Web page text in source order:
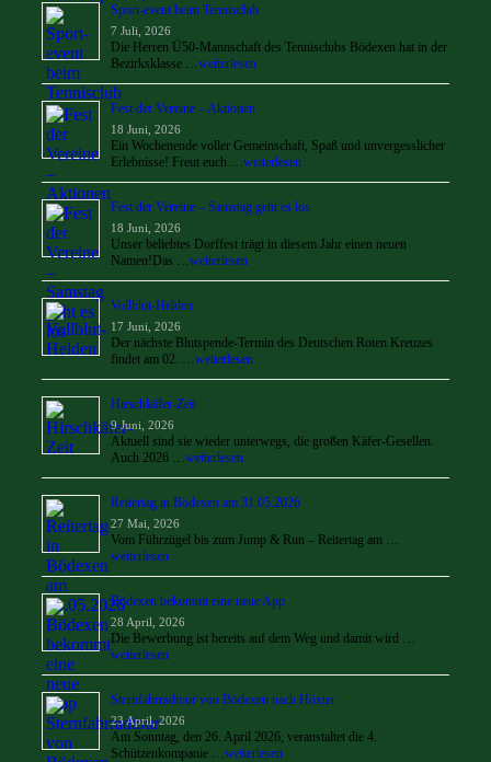
Sport-event beim Tennisclub
7 Juli, 2026
Die Herren Ü50-Mannschaft des Tennisclubs Bödexen hat in der
Bezirksklasse … weiterlesen
Fest der Vereine – Aktionen
18 Juni, 2026
Ein Wochenende voller Gemeinschaft, Spaß und unvergesslicher
Erlebnisse! Freut euch … weiterlesen
Fest der Vereine – Samstag geht es los
18 Juni, 2026
Unser beliebtes Dorffest trägt in diesem Jahr einen neuen
Namen!Das … weiterlesen
Vollblut-Helden
17 Juni, 2026
Der nächste Blutspende-Termin des Deutschen Roten Kreuzes
findet am 02. … weiterlesen
Hirschkäfer-Zeit
9 Juni, 2026
Aktuell sind sie wieder unterwegs, die großen Käfer-Gesellen.
Auch 2026 … weiterlesen
Reitertag in Bödexen am 31.05.2026
27 Mai, 2026
Vom Führzügel bis zum Jump & Run – Reitertag am …
weiterlesen
Bödexen bekommt eine neue App
28 April, 2026
Die Bewerbung ist bereits auf dem Weg und damit wird …
weiterlesen
Sternfahrradtour von Bödexen nach Höxter
23 April, 2026
Am Sonntag, den 26. April 2026, veranstaltet die 4.
Schützenkompanie … weiterlesen